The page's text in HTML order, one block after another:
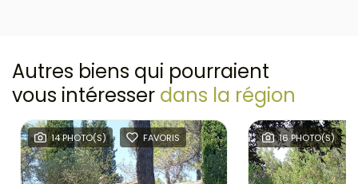
Autres biens qui pourraient
vous intéresser dans la région
14 PHOTO(S) FAVORIS 16 PHOTO(S)